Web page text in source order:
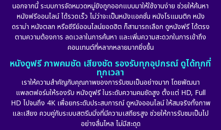
นอกจากนี้ ระบบการจัดหมวดหมู่ยังถูกออกแบบมาให้ใช้งานง่าย ช่วยให้ค้นหา
หนังฟรีออนไลน์ ได้รวดเร็ว ไม่ว่าจะเป็นหนังแอคชั่น หนังโรแมนติก หนัง
ดราม่า หนังตลก หรือซีรีย์ออนไลน์ยอดฮิต ก็สามารถเลือก ดูหนังฟรี ได้ตรง
ตามความต้องการ ลดเวลาในการค้นหา และเพิ่มความสะดวกในการเข้าถึง
คอนเทนต์ที่หลากหลายมากยิ่งขึ้น
หนังดูฟรี ภาพคมชัด เสียงชัด รองรับทุกอุปกรณ์ ดูได้ทุกที่
ทุกเวลา
เราให้ความสำคัญกับคุณภาพของการรับชมเป็นอย่างมาก โดยพัฒนา
แพลตฟอร์มให้รองรับ หนังดูฟรี ในระดับความคมชัดสูง ตั้งแต่ HD, Full
HD ไปจนถึง 4K เพื่อยกระดับประสบการณ์ ดูหนังออนไลน์ ให้สมจริงทั้งภาพ
และเสียง ควบคู่กับระบบสตรีมมิ่งที่มีความเสถียรสูง ช่วยให้การรับชมเป็นไป
อย่างลื่นไหล ไม่มีสะดุด